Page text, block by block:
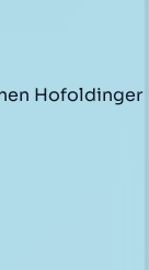
Hofoldinger